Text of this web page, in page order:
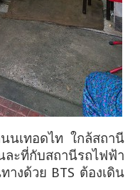
นเทอดไท ใกล้สถานี
ที่กับสถานีรถไฟฟ้า
างด้วย BTS ต้องเดิน